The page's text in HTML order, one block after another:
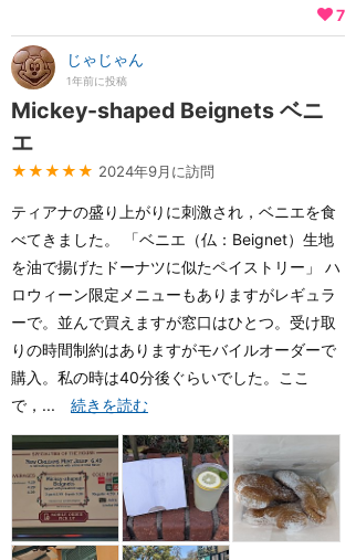
7
じゃじゃん
1年前に投稿
Mickey-shaped Beignets ベニ
エ
★★★★★ 2024年9月に訪問
ティアナの盛り上がりに刺激され，ベニエを食
べてきました。 「ベニエ（仏：Beignet）生地
を油で揚げたドーナツに似たペイストリー」 ハ
ロウィーン限定メニューもありますがレギュラ
ーで。並んで買えますが窓口はひとつ。受け取
りの時間制約はありますがモバイルオーダーで
購入。私の時は40分後ぐらいでした。ここ
で，... 続きを読む